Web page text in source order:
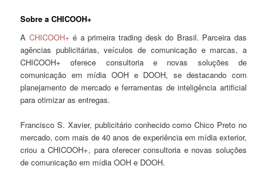
Sobre a CHICOOH+
A CHICOOH+ é a primeira trading desk do Brasil. Parceira das
agências publicitárias, veículos de comunicação e marcas, a
CHICOOH+ oferece consultoria e novas soluções de
comunicação em mídia OOH e DOOH, se destacando com
planejamento de mercado e ferramentas de inteligência artificial
para otimizar as entregas.
Francisco S. Xavier, publicitário conhecido como Chico Preto no
mercado, com mais de 40 anos de experiência em mídia exterior,
criou a CHICOOH+, para oferecer consultoria e novas soluções
de comunicação em mídia OOH e DOOH.